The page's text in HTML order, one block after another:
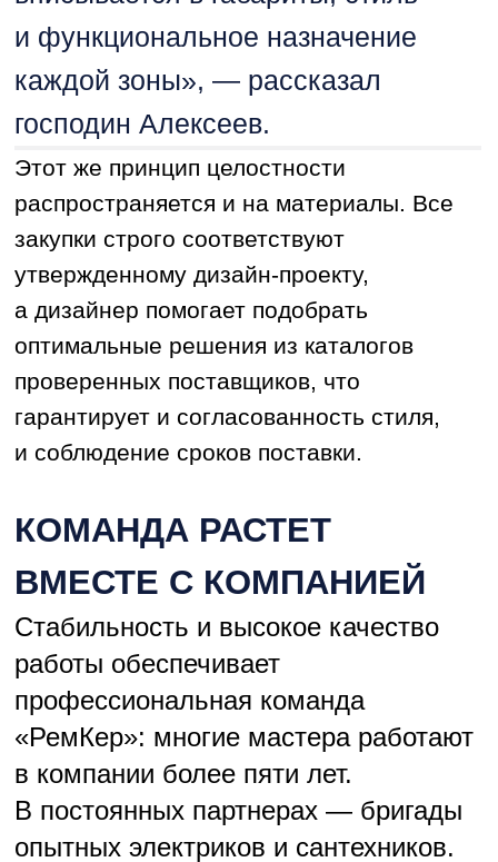
Компания «РемКер»:
+7 (3412) 32-40-50 ,+7 (919) 902-67-
ВКонтакте Телеграм
Вернуться назад
erid: 2W5zFGJEWZv
ПЕРЕЙТИ НА САЙТ